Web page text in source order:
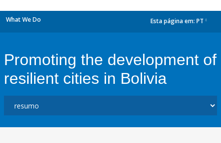
What We Do Esta página em: PT
Promoting the development of
resilient cities in Bolivia